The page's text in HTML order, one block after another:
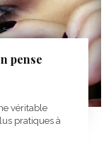
pense
véritable
pratiques à